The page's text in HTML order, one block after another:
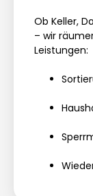
Ob Keller,
– wir
Leistungen: